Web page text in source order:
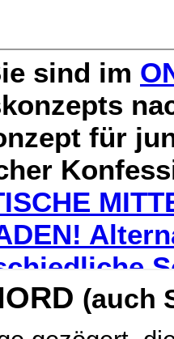
(auch